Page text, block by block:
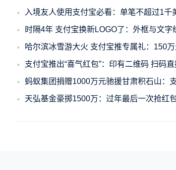
入境友人使用支付宝必看：单笔不超过1千
时隔4年 支付宝换新LOGO了：外框与文字
哈尔滨冰雪游大火 支付宝推专属礼：150
支付宝推出“喜气红包”：印有二维码 扫码
蚂蚁集团捐赠1000万元驰援甘肃积石山：
天弘基金豪掷1500万：过年最后一次抢红包